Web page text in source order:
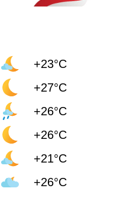
+23°C
+27°C
+26°C
+26°C
+21°C
+26°C